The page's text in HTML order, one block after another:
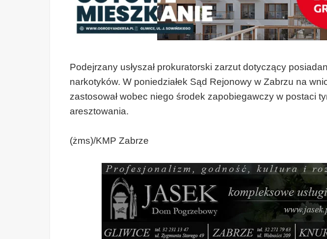
Podejrzany usłyszał prokuratorski zarzut dotyczący
narkotyków. W poniedziałek Sąd Rejonowy w Zabrzu na
zastosował wobec niego środek zapobiegawczy w postaci
aresztowania.
(żms)/KMP Zabrze